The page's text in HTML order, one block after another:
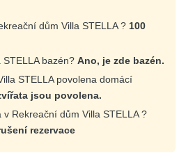
dům Villa STELLA ? 100
bazén? Ano, je zde bazén.
STELLA povolena domácí
jsou povolena.
Rekreační dům Villa STELLA ?
rezervace